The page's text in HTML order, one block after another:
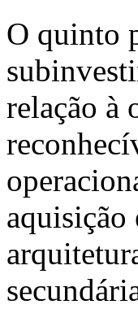
O quinto
relação à
aquisição